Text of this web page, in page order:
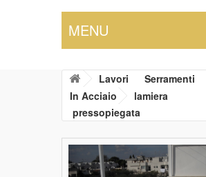
Lavori
Serramenti
In Acciaio
lamiera
pressopiegata